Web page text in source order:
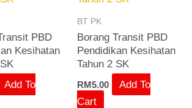
PBD
Kesihatan
Add To
BT PK
Borang Transit PBD
Pendidikan Kesihatan
Tahun 2 SK
RM5.00
Add To
Cart